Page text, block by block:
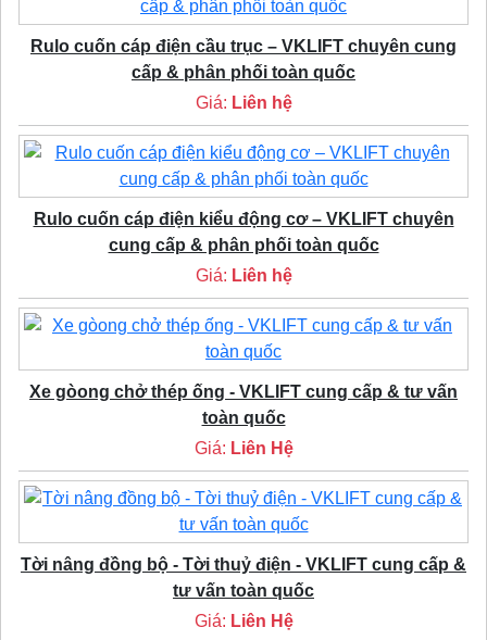
Rulo cuốn cáp điện cầu trục – VKLIFT chuyên cung
cấp & phân phối toàn quốc
Giá: Liên hệ
Rulo cuốn cáp điện kiểu động cơ – VKLIFT chuyên
cung cấp & phân phối toàn quốc
Giá: Liên hệ
Xe gòong chở thép ống - VKLIFT cung cấp & tư vấn
toàn quốc
Giá: Liên Hệ
Tời nâng đồng bộ - Tời thuỷ điện - VKLIFT cung cấp &
tư vấn toàn quốc
Giá: Liên Hệ